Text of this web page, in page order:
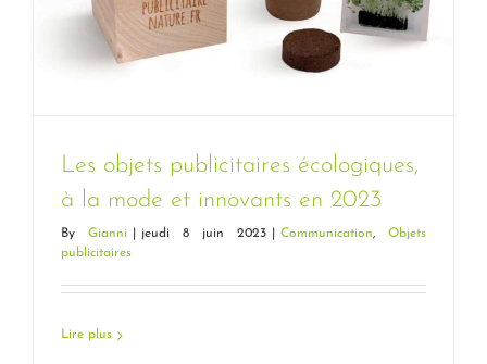
la mode et innovants en 2023
Les objets publicitaires écologiques,
à la mode et innovants en 2023
By Gianni jeudi 8 juin 2023 Communication, Objets
publicitaires
Lire plus